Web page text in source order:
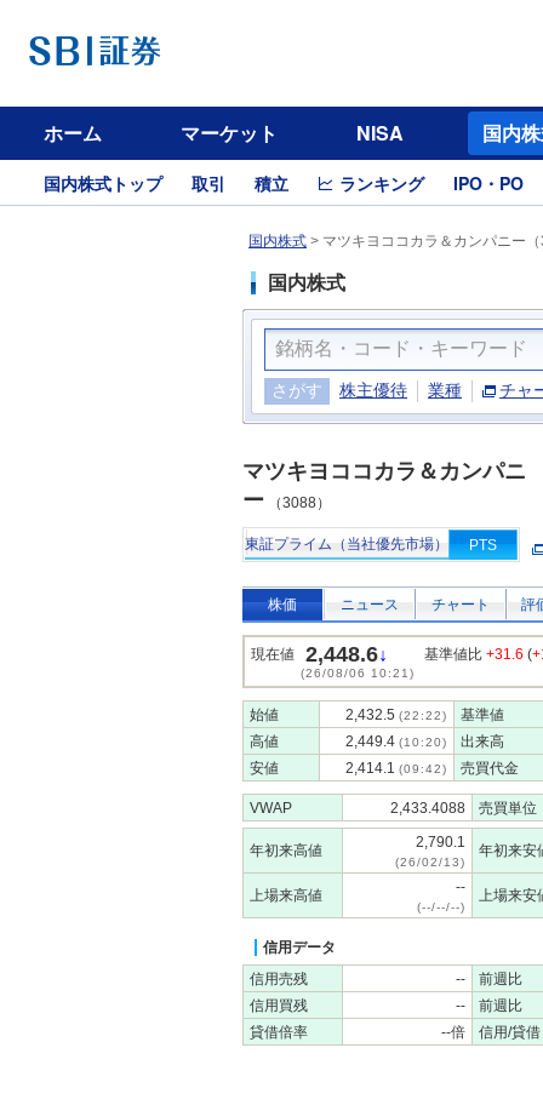
ホーム マーケット NISA 国内
国内株式トップ 取引 積立 ランキング IPO・PO
国内株式 > マツキヨココカラ＆カンパニー
国内株式
さがす 株主優待 業種 チャ
マツキヨココカラ＆カンパニ
ー （3088）
東証プライム（当社優先市場） PTS
株価 ニュース チャート 評
現在値 2,448.6↓
(26/08/06 10:21)
基準値比 +31.6 (
始値 2,432.5 (22:22)
基準値
高値
2,449.4 (10:20)
出来高
安値
2,414.1 (09:42) 売買代金
VWAP 2,433.4088 売買単位
年初来高値 2,790.1
(26/02/13)
年初来安
上場来高値 --
(--/--/--)
上場来安
信用データ
信用売残
--
前週比
信用買残
--
前週比
貸借倍率
--倍 信用/貸借